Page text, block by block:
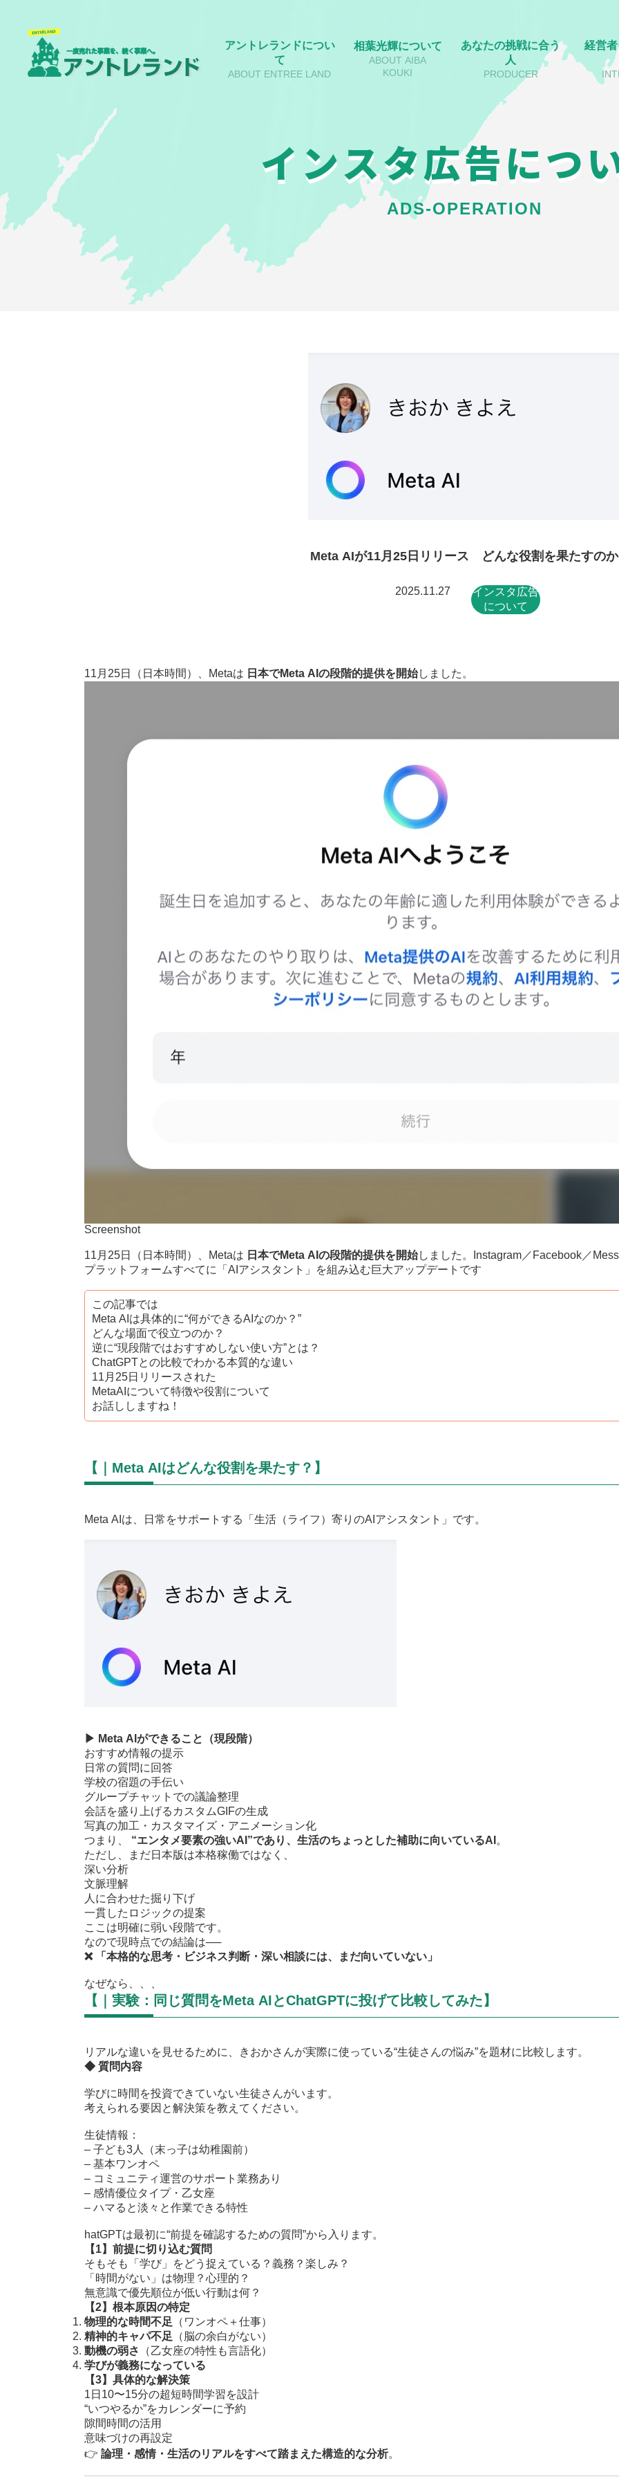
アントレランドについ
て
ABOUT ENTREE LAND
相葉光輝について
ABOUT AIBA
KOUKI
あなたの挑戦に合う
人
PRODUCER
経営
インスタ広告につ
ADS-OPERATION
Meta AIが11月25日リリース どんな役割を果たすのか
2025.11.27
インスタ広告
について
11月25日（日本時間）、Metaは 日本でMeta AIの段階的提供を開始しました。
Screenshot
11月25日（日本時間）、Metaは 日本でMeta AIの段階的提供を開始しました。Instagram／Facebook／
プラットフォームすべてに「AIアシスタント」を組み込む巨大アップデートです
この記事では
Meta AIは具体的に“何ができるAIなのか？”
どんな場面で役立つのか？
逆に“現段階ではおすすめしない使い方”とは？
ChatGPTとの比較でわかる本質的な違い
11月25日リリースされた
MetaAIについて特徴や役割について
お話ししますね！
【｜Meta AIはどんな役割を果たす？】
Meta AIは、日常をサポートする「生活（ライフ）寄りのAIアシスタント」です。
▶ Meta AIができること（現段階）
おすすめ情報の提示
日常の質問に回答
学校の宿題の手伝い
グループチャットでの議論整理
会話を盛り上げるカスタムGIFの生成
写真の加工・カスタマイズ・アニメーション化
つまり、 “エンタメ要素の強いAI”であり、生活のちょっとした補助に向いているAI 。
ただし、まだ日本版は本格稼働ではなく、
深い分析
文脈理解
人に合わせた掘り下げ
一貫したロジックの提案
ここは明確に弱い段階です。
なので現時点での結論は──
❌
「本格的な思考・ビジネス判断・深い相談には、まだ向いていない」
なぜなら、、、
【｜実験：同じ質問をMeta AIとChatGPTに投げて比較してみた】
リアルな違いを見せるために、きおかさんが実際に使っている“生徒さんの悩み”を題材に比較します。
◆ 質問内容
学びに時間を投資できていない生徒さんがいます。
考えられる要因と解決策を教えてください。
生徒情報：
– 子ども3人（末っ子は幼稚園前）
– 基本ワンオペ
– コミュニティ運営のサポート業務あり
– 感情優位タイプ・乙女座
– ハマると淡々と作業できる特性
hatGPTは最初に“前提を確認するための質問”から入ります。
【1】前提に切り込む質問
そもそも「学び」をどう捉えている？義務？楽しみ？
「時間がない」は物理？心理的？
無意識で優先順位が低い行動は何？
【2】根本原因の特定
物理的な時間不足
（ワンオペ＋仕事）
精神的キャパ不足
（脳の余白がない）
動機の弱さ
（乙女座の特性も言語化）
学びが義務になっている
【3】具体的な解決策
1日10〜15分の超短時間学習を設計
“いつやるか”をカレンダーに予約
隙間時間の活用
意味づけの再設定
👉 論理・感情・生活のリアルをすべて踏まえた構造的な分析。